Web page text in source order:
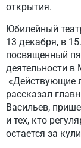
открытия.
Юбилейный
13 декабря, в
посвященный
деятельности в
«Действующие
рассказал
Васильев,
и тех, кто
остается за